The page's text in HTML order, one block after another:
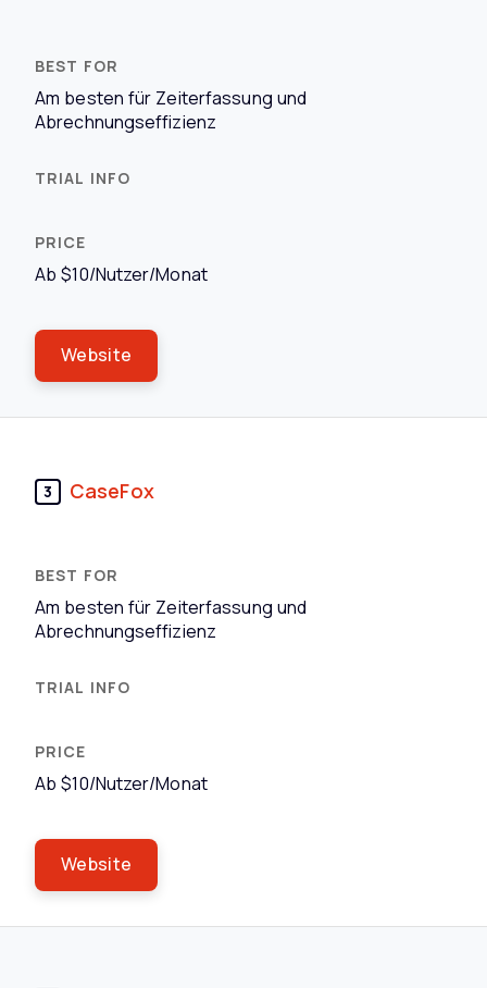
Am besten für Zeiterfassung und
Abrechnungseffizienz
Ab $10/Nutzer/Monat
Website
3 CaseFox
Am besten für Zeiterfassung und
Abrechnungseffizienz
Ab $10/Nutzer/Monat
Website